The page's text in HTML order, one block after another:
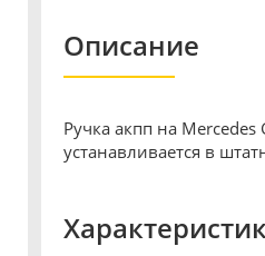
Описание
Ручка акпп на
устанавливается в